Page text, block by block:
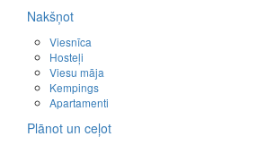
Nakšņot
Viesnīca
Hosteļi
Viesu māja
Kempings
Apartamenti
Plānot un ceļot